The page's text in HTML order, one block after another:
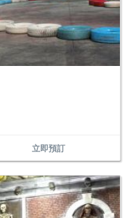
立即預訂